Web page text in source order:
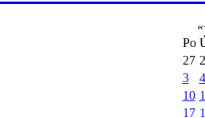
«
Po
27
3
4
10
17